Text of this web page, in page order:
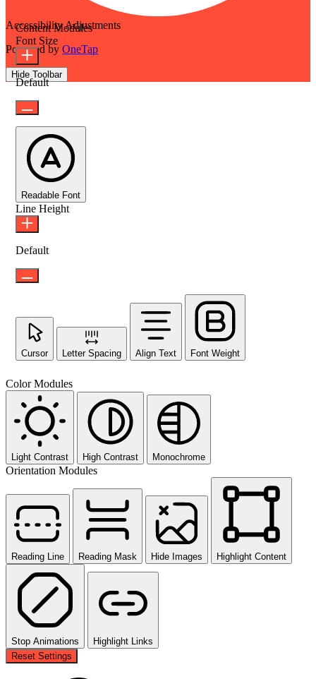
Accessibility Adjustments
Powered by OneTap
Hide Toolbar
Content Modules
Font Size
Default
Readable Font
Line Height
Default
Cursor Letter Spacing Align Text Font Weight
Color Modules
Light Contrast High Contrast Monochrome
Orientation Modules
Reading Line Reading Mask Hide Images Highlight Content
Stop Animations
Highlight Links
Reset Settings